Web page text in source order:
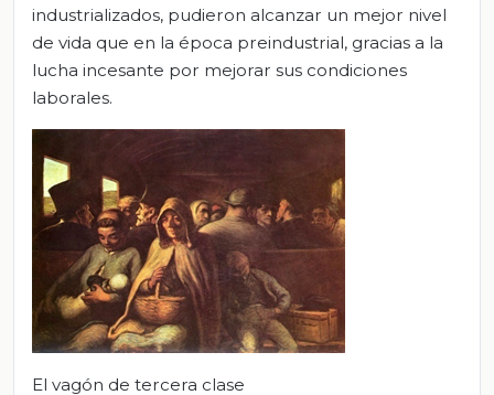
industrializados, pudieron alcanzar un mejor nivel
de vida que en la época preindustrial, gracias a la
lucha incesante por mejorar sus condiciones
laborales.
El vagón de tercera clase